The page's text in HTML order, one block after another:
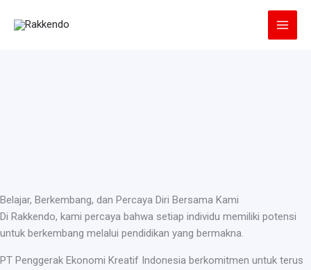
Belajar, Berkembang, dan Percaya Diri Bersama Kami
Di Rakkendo, kami percaya bahwa setiap individu memiliki potensi
untuk berkembang melalui pendidikan yang bermakna.
PT Penggerak Ekonomi Kreatif Indonesia berkomitmen untuk terus